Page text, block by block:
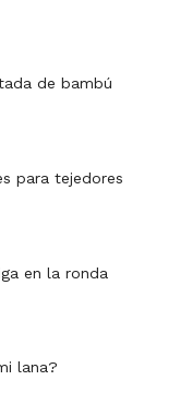
de bambú
para tejedores
en la ronda
lana?